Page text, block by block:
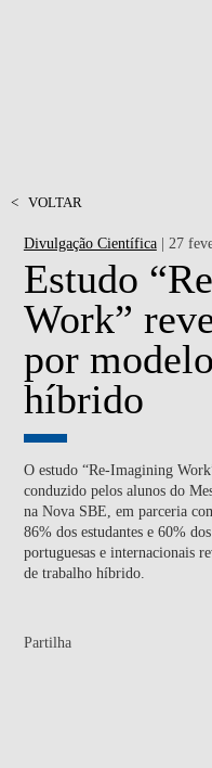
< VOLTAR
Divulgação Científica| 27
Estudo
Work”
por
híbrido
O estudo “Re-Imagining
conduzido pelos alunos do
na Nova SBE, em parceria
86% dos estudantes e 60%
portuguesas e internacionais
de trabalho híbrido.
Partilha